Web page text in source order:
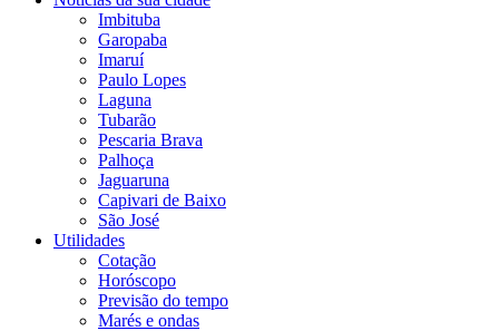
Imbituba
Garopaba
Imaruí
Paulo Lopes
Laguna
Tubarão
Pescaria Brava
Palhoça
Jaguaruna
Capivari de Baixo
São José
Utilidades
Cotação
Horóscopo
Previsão do tempo
Marés e ondas